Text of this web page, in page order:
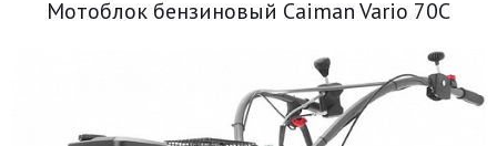
Мотоблок бензиновый Caiman Vario 70C